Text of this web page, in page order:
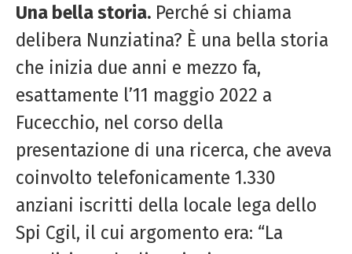
Una bella storia. Perché si chiama
delibera Nunziatina? È una bella storia
che inizia due anni e mezzo fa,
esattamente l’11 maggio 2022 a
Fucecchio, nel corso della
presentazione di una ricerca, che aveva
coinvolto telefonicamente 1.330
anziani iscritti della locale lega dello
Spi Cgil, il cui argomento era: “La